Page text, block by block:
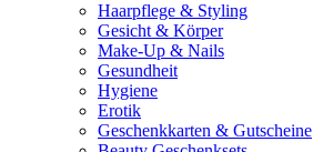
Haarpflege & Styling
Gesicht & Körper
Make-Up & Nails
Gesundheit
Hygiene
Erotik
Geschenkkarten & Gutscheine